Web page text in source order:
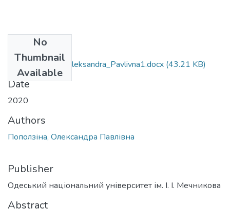
No
Thumbnail
Available
054_Popolzina_Oleksandra_Pavlivna1.docx (43.21 KB)
Date
2020
Authors
Поползіна, Олександра Павлівна
Publisher
Одеський національний університет ім. І. І. Мечникова
Abstract